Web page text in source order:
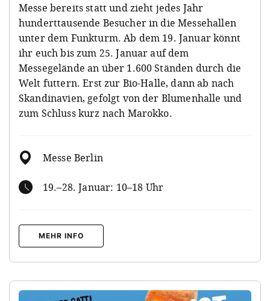
Messe bereits statt und zieht jedes Jahr
hunderttausende Besucher in die Messehallen
unter dem Funkturm. Ab dem 19. Januar könnt
ihr euch bis zum 25. Januar auf dem
Messegelände an über 1.600 Ständen durch die
Welt futtern. Erst zur Bio-Halle, dann ab nach
Skandinavien, gefolgt von der Blumenhalle und
zum Schluss kurz nach Marokko.
Messe Berlin
19.–28. Januar: 10–18 Uhr
MEHR INFO